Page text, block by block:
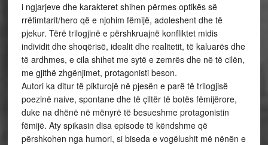
i ngjarjeve dhe karakteret shihen përmes optikës së
rrëfimtarit/hero që e njohim fëmijë, adoleshent dhe të
pjekur. Tërë trilogjinë e përshkruajnë konfliktet midis
individit dhe shoqërisë, idealit dhe realitetit, të kaluarës dhe
të ardhmes, e cila shihet me sytë e zemrës dhe në të cilën,
me gjithë zhgënjimet, protagonisti beson.
Autori ka ditur të pikturojë në pjesën e parë të trilogjisë
poezinë naive, spontane dhe të çiltër të botës fëmijërore,
duke na dhënë në mënyrë të besueshme protagonistin
fëmijë. Aty spikasin disa episode të këndshme që
përshkohen nga humori, si biseda e vogëlushit më nënën e